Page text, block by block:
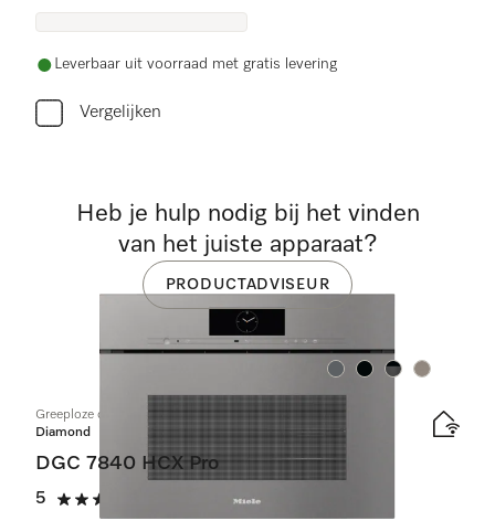
Leverbaar uit voorraad met gratis levering
Vergelijken
Kleur:Kleur:Kleur:Kleur:
Greeploze compacte combi-stoomoven
Diamond
DGC 7840 HCX Pro
5
5 sterren op 5
(3 beoordelingen)
Heb je hulp nodig bij het vinden
van het juiste apparaat?
PRODUCTADVISEUR